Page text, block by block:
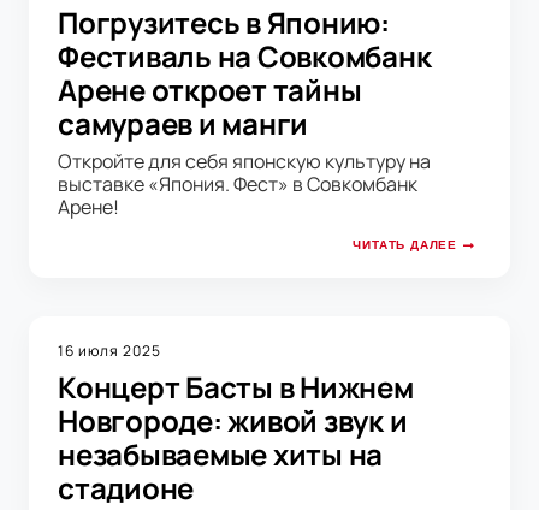
Погрузитесь в Японию:
Фестиваль на Совкомбанк
Арене откроет тайны
самураев и манги
Откройте для себя японскую культуру на
выставке «Япония. Фест» в Совкомбанк
Арене!
ЧИТАТЬ ДАЛЕЕ
16 июля 2025
Концерт Басты в Нижнем
Новгороде: живой звук и
незабываемые хиты на
стадионе